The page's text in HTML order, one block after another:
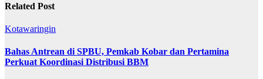
Related Post
Kotawaringin
Bahas Antrean di SPBU, Pemkab Kobar dan Pertamina
Perkuat Koordinasi Distribusi BBM